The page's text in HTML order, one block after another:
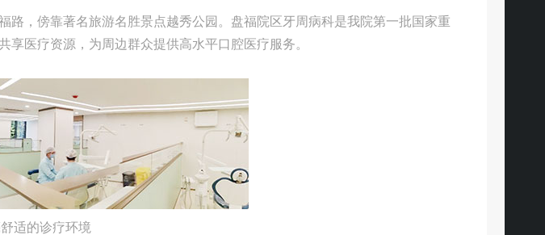
，傍靠著名旅游名胜景点越秀公园。盘福院区牙周病科是我院第一批国家重
医疗资源，为周边群众提供高水平口腔医疗服务。
适的诊疗环境